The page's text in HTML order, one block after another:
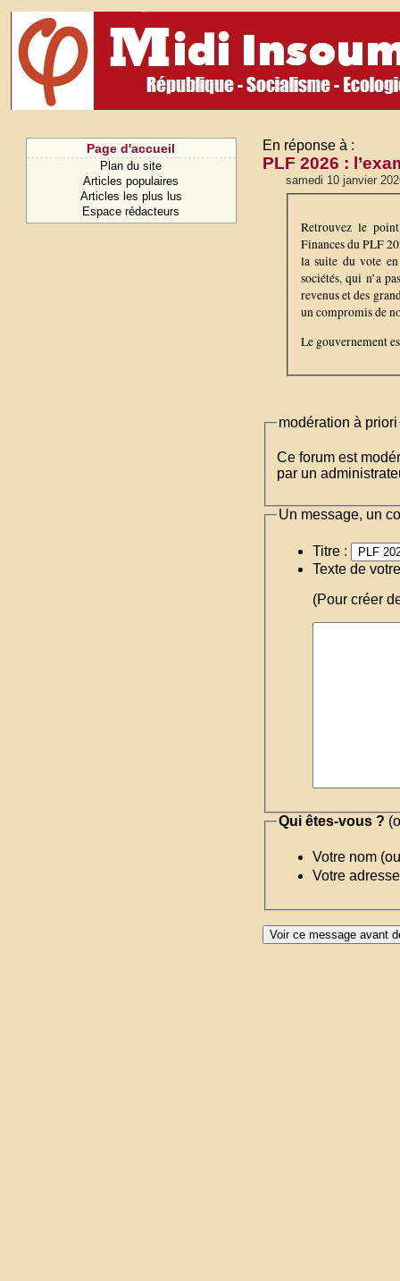
Page d'accueil
Plan du site
Articles populaires
Articles les plus lus
Espace rédacteurs
En réponse à :
PLF 2026 :
samedi 10 janvier
Retrouvez le
Finances du PLF
la suite du vote
sociétés, qui n’a
revenus et des
un compromis de
Le gouvernement
modération à priori
Ce forum est
par un
Un message, un
Titre :
Texte de
(Pour créer
Qui êtes-vous ?
Votre nom
Votre